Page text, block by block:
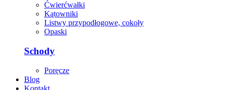
Ćwierćwałki
Kątowniki
Listwy przypodłogowe, cokoły
Opaski
Schody
Poręcze
Blog
Kontakt